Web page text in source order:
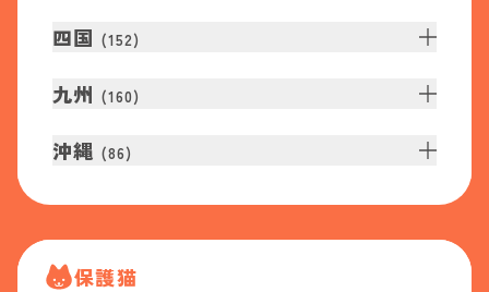
四国 (152)
九州 (160)
沖縄 (86)
保護猫